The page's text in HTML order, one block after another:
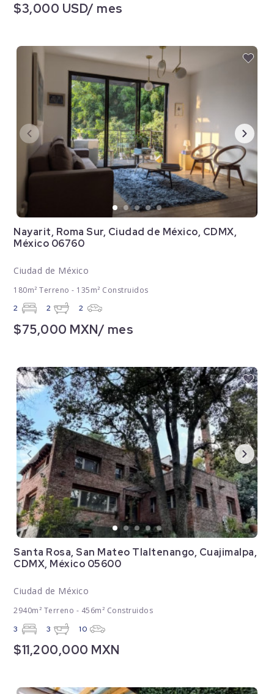
$3,000 USD/ mes
Nayarit, Roma Sur, Ciudad de México, CDMX,
México 06760
Ciudad de México
180m² Terreno - 135m² Construidos
2 2 2
$75,000 MXN/ mes
Santa Rosa, San Mateo Tlaltenango, Cuajimalpa,
CDMX, México 05600
Ciudad de México
2940m² Terreno - 456m² Construidos
3 3 10
$11,200,000 MXN